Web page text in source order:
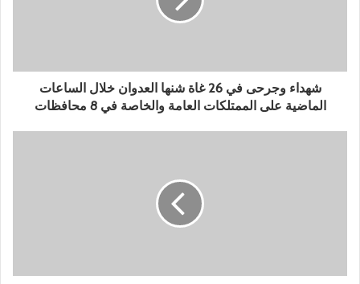
شهداء وجرحى في 26 غاة شنها العدوان خلال الساعات
الماضية على الممتلكات العامة والخاصة في 8 محافظات